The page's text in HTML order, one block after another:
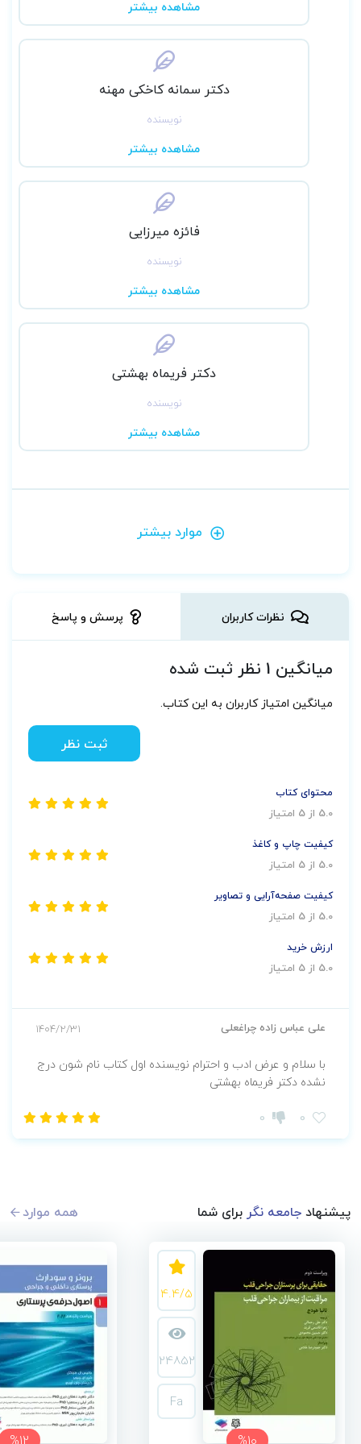
پرستاری، مامایی و پیراپزشکی
دارای 210 تصویر رنگی آموزشی و نمودار و
استفاده از جدیدترین مقالات و تحقیقات
حوزه‌ی بهداشت و درمان
مشاهده بیشتر
دکتر سمانه کاخکی مهنه
نویسنده
مشاهده بیشتر
فائزه میرزایی
نویسنده
مشاهده بیشتر
دکتر فریماه بهشتی
نویسنده
مشاهده بیشتر
موارد بیشتر
نظرات کاربران پرسش و پاسخ
میانگین 1 نظر ثبت شده
میانگین امتیاز کاربران به این کتاب.
ثبت نظر
محتوای کتاب
5.0 از 5 امتیاز
کیفیت چاپ و کاغذ
5.0 از 5 امتیاز
کیفیت صفحه‌آرایی و تصاویر
5.0 از 5 امتیاز
ارزش خرید
5.0 از 5 امتیاز
علی عباس زاده چراغعلی 1404/2/31
با سلام و عرض ادب و احترام نویسنده اول کتاب نام شون درج
نشده دکتر فریماه بهشتی
0
0
پیشنهادجامعه نگربرای شما همه موارد
4.4/5
24852
Fa